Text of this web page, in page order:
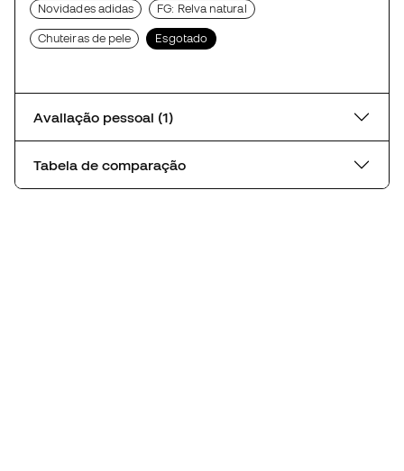
Novidades adidas FG: Relva natural
Chuteiras de pele Esgotado
Avaliação pessoal (1)
Tabela de comparação